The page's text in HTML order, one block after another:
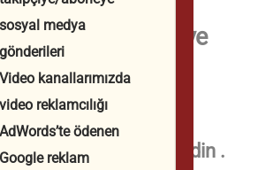
25 yıllık tecrübeye
güvenin!
vekömürtedarikçisi
kataloğumuzu ziyaret edin .
sosyal medya
gönderileri
Video kanallarımızda
video reklamcılığı
AdWords’te ödenen
Google reklam